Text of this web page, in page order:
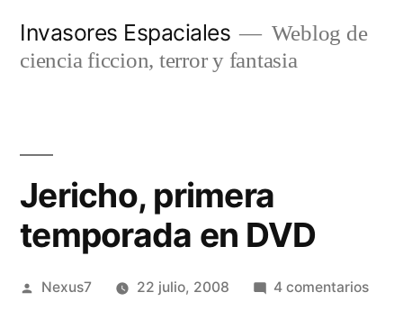
Invasores Espaciales
Weblog de
ciencia ficcion, terror y fantasia
Jericho, primera
temporada en DVD
Publicado
Nexus7 22 julio, 2008 4 comentariosen